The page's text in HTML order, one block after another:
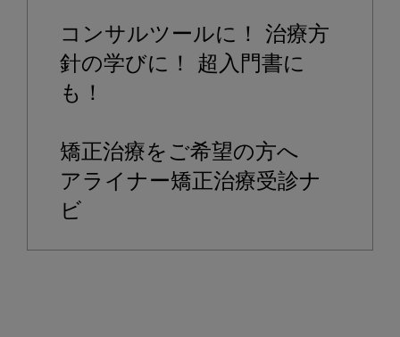
コンサルツールに！ 治療方
針の学びに！ 超入門書に
も！
矯正治療をご希望の方へ
アライナー矯正治療受診ナ